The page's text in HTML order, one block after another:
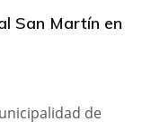
San Martín en
de